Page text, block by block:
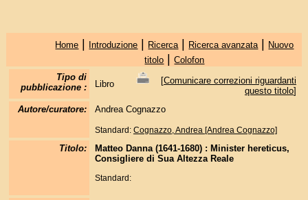
Home | Introduzione | Ricerca | Ricerca avanzata | Nuovo
titolo |Colofon
Tipo di
pubblicazione :
Libro [Comunicare correzioni riguardanti
questo titolo]
Autore/curatore:
Andrea Cognazzo
Standard: Cognazzo, Andrea [Andrea Cognazzo]
Titolo:
Matteo Danna (1641-1680) : Minister hereticus,
Consigliere di Sua Altezza Reale
Standard: